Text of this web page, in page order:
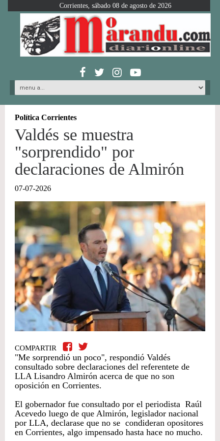
Corrientes, sábado 08 de agosto de 2026
Política Corrientes
Valdés se muestra
"sorprendido" por
declaraciones de Almirón
07-07-2026
COMPARTIR
"Me sorprendió un poco", respondió Valdés
consultado sobre declaraciones del referentete de
LLA Lisandro Almirón acerca de que no son
oposición en Corrientes.
El gobernador fue consultado por el periodista Raúl
Acevedo luego de que Almirón, legislador nacional
por LLA, declarase que no se condideran opositores
en Corrientes, algo impensado hasta hace no mucho.